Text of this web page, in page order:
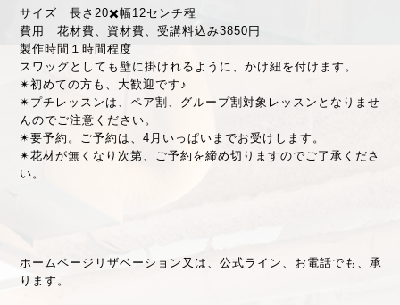
サイズ 長さ20✖️幅12センチ程
費用 花材費、資材費、受講料込み3850円
製作時間１時間程度
スワッグとしても壁に掛けれるように、かけ紐を付けます。
✴︎初めての方も、大歓迎です♪
✴︎プチレッスンは、ペア割、グループ割対象レッスンとなりませ
んのでご注意ください。
✴︎要予約。ご予約は、4月いっぱいまでお受けします。
✴︎花材が無くなり次第、ご予約を締め切りますのでご了承くださ
い。
ホームページリザベーション又は、公式ライン、お電話でも、承
ります。